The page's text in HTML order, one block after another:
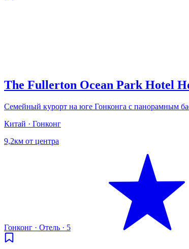
The Fullerton Ocean Park Hotel
Семейный курорт на юге Гонконга с панорамным
Китай · Гонконг
9,2км от центра
Гонконг · Отель · 5